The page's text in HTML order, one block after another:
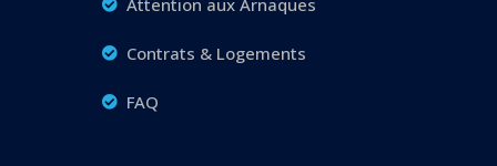
Attention aux Arnaques
Contrats & Logements
FAQ